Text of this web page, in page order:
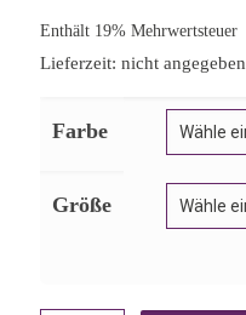
Enthält 19% Mehrwertsteuer
Lieferzeit: nicht angegeben
Farbe
Größe